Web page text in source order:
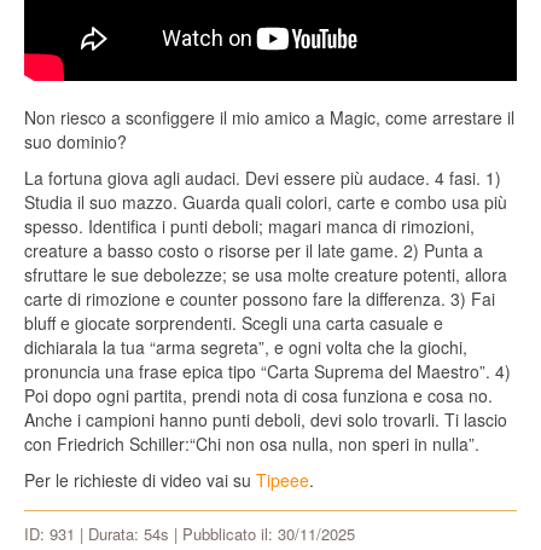
Non riesco a sconfiggere il mio amico a Magic, come arrestare il
suo dominio?
La fortuna giova agli audaci. Devi essere più audace. 4 fasi. 1)
Studia il suo mazzo. Guarda quali colori, carte e combo usa più
spesso. Identifica i punti deboli; magari manca di rimozioni,
creature a basso costo o risorse per il late game. 2) Punta a
sfruttare le sue debolezze; se usa molte creature potenti, allora
carte di rimozione e counter possono fare la differenza. 3) Fai
bluff e giocate sorprendenti. Scegli una carta casuale e
dichiarala la tua “arma segreta”, e ogni volta che la giochi,
pronuncia una frase epica tipo “Carta Suprema del Maestro”. 4)
Poi dopo ogni partita, prendi nota di cosa funziona e cosa no.
Anche i campioni hanno punti deboli, devi solo trovarli. Ti lascio
con Friedrich Schiller:“Chi non osa nulla, non speri in nulla”.
Per le richieste di video vai su Tipeee.
ID: 931 | Durata: 54s | Pubblicato il: 30/11/2025